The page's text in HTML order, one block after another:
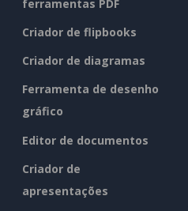
ferramentas PDF
Criador de flipbooks
Criador de diagramas
Ferramenta de desenho
gráfico
Editor de documentos
Criador de
apresentações